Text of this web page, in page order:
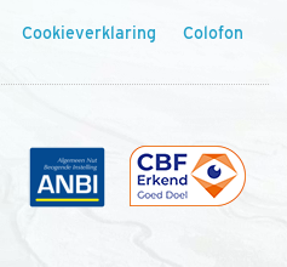
Cookieverklaring Colofon